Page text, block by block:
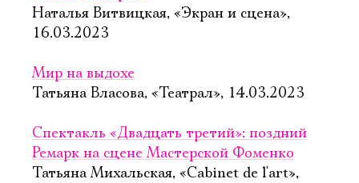
Наталья Витвицкая, «Экран и сцена»,
16.03.2023
Мир на выдохе
Татьяна Власова, «Театрал», 14.03.2023
Спектакль «Двадцать третий»: поздний
Ремарк на сцене Мастерской Фоменко
Татьяна Михальская, «Cabinet de l'art»,